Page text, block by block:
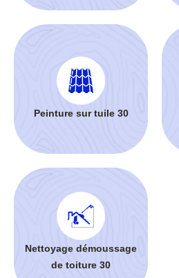
Peinture sur tuile 30
Nettoyage démoussage
de toiture 30